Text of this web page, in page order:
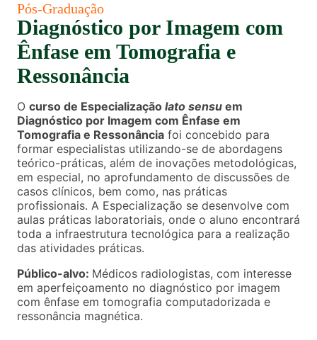
Pós-Graduação
Diagnóstico por Imagem com
Ênfase em Tomografia e
Ressonância
O curso de Especialização lato sensu em
Diagnóstico por Imagem com Ênfase em
Tomografia e Ressonância foi concebido para
formar especialistas utilizando-se de abordagens
teórico-práticas, além de inovações metodológicas,
em especial, no aprofundamento de discussões de
casos clínicos, bem como, nas práticas
profissionais. A Especialização se desenvolve com
aulas práticas laboratoriais, onde o aluno encontrará
toda a infraestrutura tecnológica para a realização
das atividades práticas.
Público-alvo: Médicos radiologistas, com interesse
em aperfeiçoamento no diagnóstico por imagem
com ênfase em tomografia computadorizada e
ressonância magnética.